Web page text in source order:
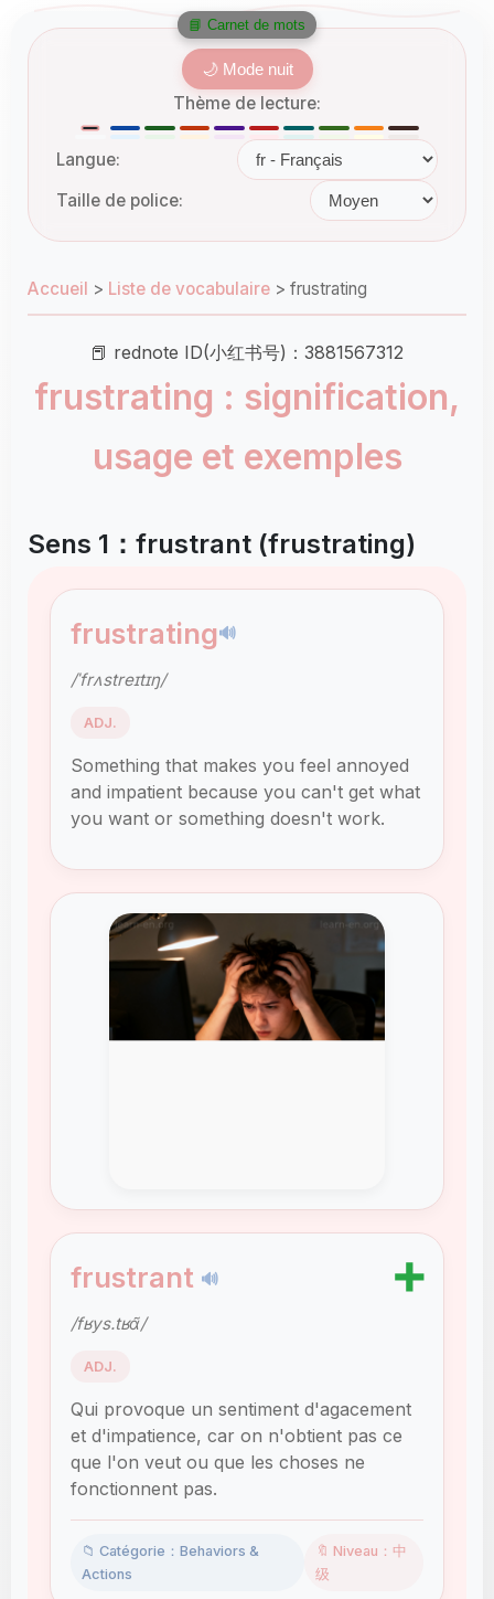
🌙 Mode nuit
Thème de lecture:
Langue:
Taille de police:
Accueil > Liste de vocabulaire > frustrating
📕 rednote ID(小红书号)：3881567312
frustrating : signification,
usage et exemples
Sens 1：frustrant (frustrating)
frustrating🔊
/ˈfrʌstreɪtɪŋ/
ADJ.
Something that makes you feel annoyed
and impatient because you can't get what
you want or something doesn't work.
frustrant 🔊 ➕
/fʁys.tʁɑ̃/
ADJ.
Qui provoque un sentiment d'agacement
et d'impatience, car on n'obtient pas ce
que l'on veut ou que les choses ne
fonctionnent pas.
📁 Catégorie：Behaviors &
Actions
🔖 Niveau：中
级
📘 Carnet de mots